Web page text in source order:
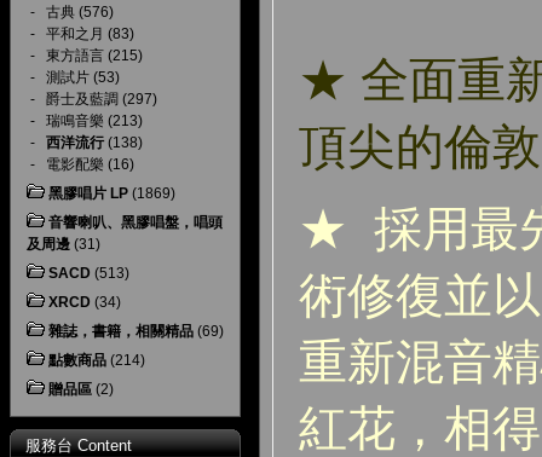
- 古典 (576)
- 平和之月 (83)
- 東方語言 (215)
- 測試片 (53)
- 爵士及藍調 (297)
- 瑞鳴音樂 (213)
- 西洋流行 (138)
- 電影配樂 (16)
黑膠唱片 LP (1869)
音響喇叭、黑膠唱盤，唱頭
及周邊 (31)
SACD (513)
XRCD (34)
雜誌，書籍，相關精品 (69)
點數商品 (214)
贈品區 (2)
服務台 Content
★ 全面重
頂尖的倫
★ 採用最
術修復並
重新混音
紅花，相